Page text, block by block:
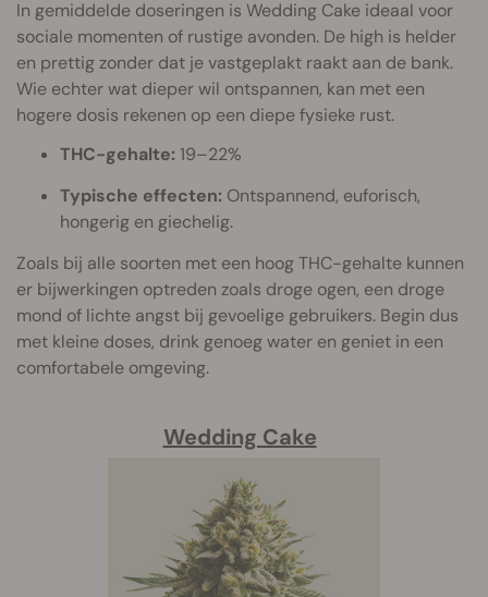
In gemiddelde doseringen is Wedding Cake ideaal voor
sociale momenten of rustige avonden. De high is helder
en prettig zonder dat je vastgeplakt raakt aan de bank.
Wie echter wat dieper wil ontspannen, kan met een
hogere dosis rekenen op een diepe fysieke rust.
THC-gehalte: 19–22%
Typische effecten: Ontspannend, euforisch,
hongerig en giechelig.
Zoals bij alle soorten met een hoog THC-gehalte kunnen
er bijwerkingen optreden zoals droge ogen, een droge
mond of lichte angst bij gevoelige gebruikers. Begin dus
met kleine doses, drink genoeg water en geniet in een
comfortabele omgeving.
Wedding Cake